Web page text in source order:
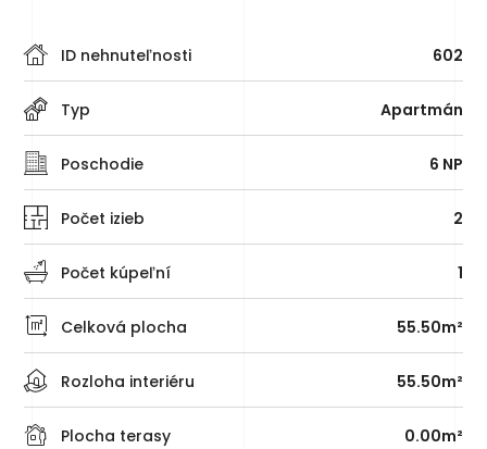
ID nehnuteľnosti 602
Rozloha interiéru 55.50m²
Poschodie 6 NP
Počet kúpeľní 1
Celková plocha 55.50m²
Počet izieb 2
Typ Apartmán
Plocha terasy 0.00m²